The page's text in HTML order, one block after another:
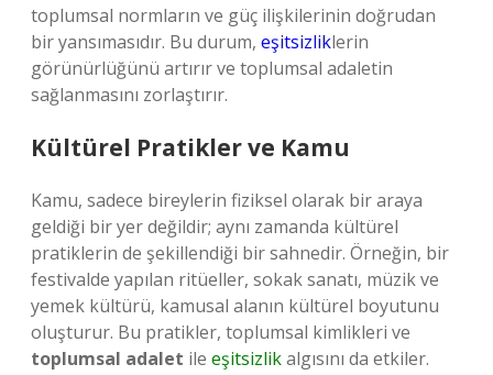
toplumsal normların ve güç ilişkilerinin doğrudan
bir yansımasıdır. Bu durum, eşitsizliklerin
görünürlüğünü artırır ve toplumsal adaletin
sağlanmasını zorlaştırır.
Kültürel Pratikler ve Kamu
Kamu, sadece bireylerin fiziksel olarak bir araya
geldiği bir yer değildir; aynı zamanda kültürel
pratiklerin de şekillendiği bir sahnedir. Örneğin, bir
festivalde yapılan ritüeller, sokak sanatı, müzik ve
yemek kültürü, kamusal alanın kültürel boyutunu
oluşturur. Bu pratikler, toplumsal kimlikleri ve
toplumsal adalet ile eşitsizlikalgısını da etkiler.